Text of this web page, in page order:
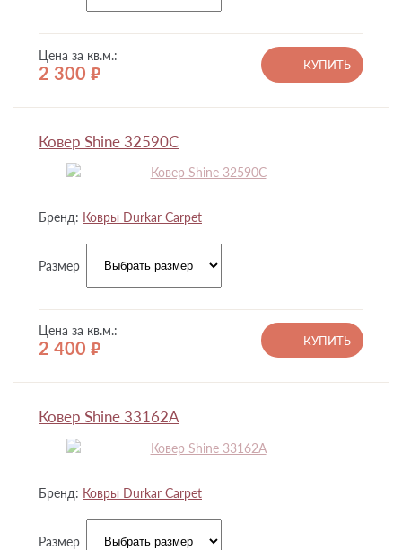
Цена за кв.м.:
2 300 руб.
КУПИТЬ
Ковер Shine 32590C
Бренд: Ковры Durkar Carpet
Размер
Цена за кв.м.:
2 400 руб.
КУПИТЬ
Ковер Shine 33162A
Бренд: Ковры Durkar Carpet
Размер